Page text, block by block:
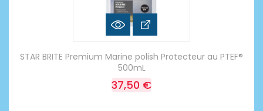
STAR BRITE Premium Marine polish Protecteur au PTEF®
500mL
37,50 €